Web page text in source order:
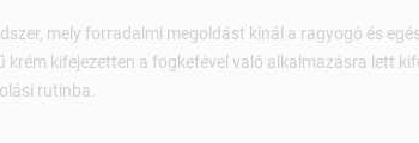
mely forradalmi megoldást kínál a ragyogó és
krém kifejezetten a fogkefével való alkalmazásra lett
rutinba.